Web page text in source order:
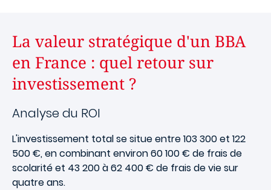
La valeur stratégique d'un BBA
en France : quel retour sur
investissement ?
Analyse du ROI
L'investissement total se situe entre 103 300 et 122
500 €, en combinant environ 60 100 € de frais de
scolarité et 43 200 à 62 400 € de frais de vie sur
quatre ans.